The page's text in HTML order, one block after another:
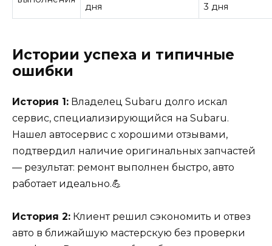
дня
3 дня
Истории успеха и типичные
ошибки
История 1: Владелец Subaru долго искал
сервис, специализирующийся на Subaru.
Нашел автосервис с хорошими отзывами,
подтвердил наличие оригинальных запчастей
— результат: ремонт выполнен быстро, авто
работает идеально.💪
История 2: Клиент решил сэкономить и отвез
авто в ближайшую мастерскую без проверки